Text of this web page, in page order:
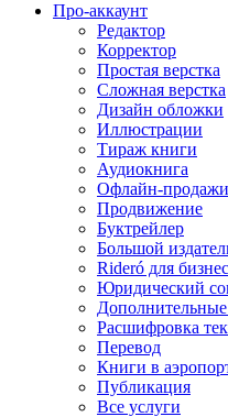
Про-аккаунт
Редактор
Корректор
Простая верстка
Сложная верстка
Дизайн обложки
Иллюстрации
Тираж книги
Аудиокнига
Офлайн-продажи
Продвижение
Буктрейлер
Большой
Rideró для
Юридический
Дополнительные
Расшифровка
Перевод
Книги в
Публикация
Все услуги